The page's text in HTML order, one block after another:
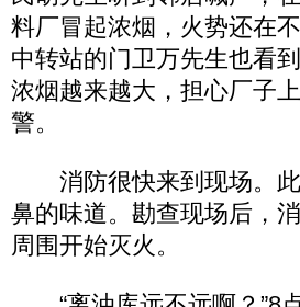
料厂冒起浓烟，火势还在
中转站的门卫万先生也看
浓烟越来越大，担心厂子
警。
消防很快来到现场。此
鼻的味道。勘查现场后，
周围开始灭火。